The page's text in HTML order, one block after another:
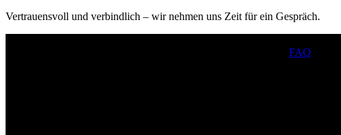
FAQ
Vertrauensvoll und verbindlich – wir nehmen uns Zeit für ein Gespräch.